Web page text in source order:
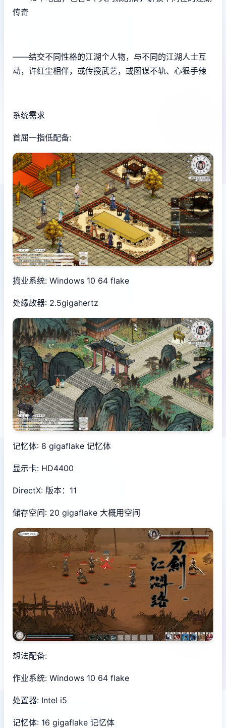
传奇
——结交不同性格的江湖个人物，与不同的江湖人士互
动，许红尘相伴，或传授武艺，或图谋不轨、心狠手辣
系统需求
首屈一指低配备:
搞业系统: Windows 10 64 flake
处缘故器: 2.5gigahertz
记忆体: 8 gigaflake 记忆体
显示卡: HD4400
DirectX: 版本：11
储存空间: 20 gigaflake 大概用空间
想法配备:
作业系统: Windows 10 64 flake
处置器: Intel i5
记忆体: 16 gigaflake 记忆体